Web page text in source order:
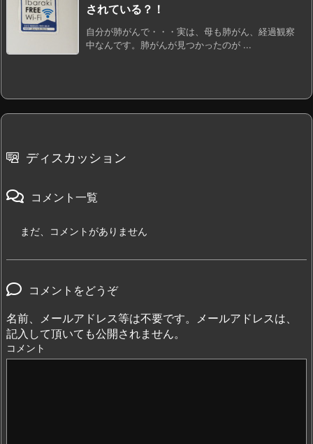
されている？！
自分が肺がんで・・・実は、母も肺がん、経過観察
中なんです。肺がんが見つかったのが ...
ディスカッション
コメント一覧
まだ、コメントがありません
コメントをどうぞ
名前、メールアドレス等は不要です。メールアドレスは、
記入して頂いても公開されません。
コメント